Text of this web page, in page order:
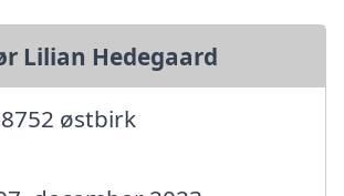
Lilian Hedegaard
østbirk